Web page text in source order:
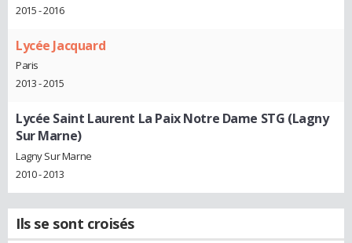
2015 - 2016
Lycée Jacquard
Paris
2013 - 2015
Lycée Saint Laurent La Paix Notre Dame STG (Lagny
Sur Marne)
Lagny Sur Marne
2010 - 2013
Ils se sont croisés